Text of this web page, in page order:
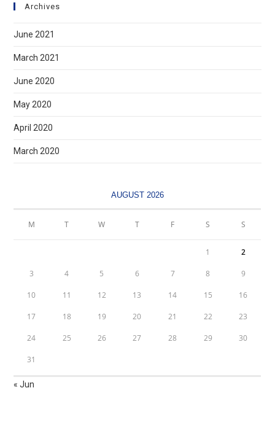
Archives
June 2021
March 2021
June 2020
May 2020
April 2020
March 2020
AUGUST 2026
M T W T F S S
1 2
3 4 5 6 7 8 9
10 11 12 13 14 15 16
17 18 19 20 21 22 23
24 25 26 27 28 29 30
31
« Jun